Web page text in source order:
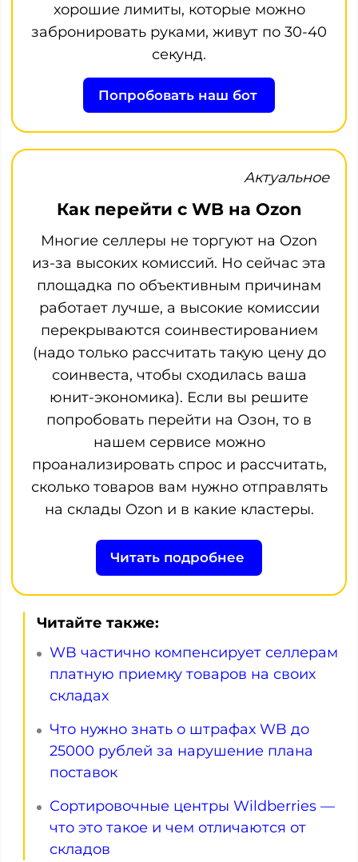
хорошие лимиты, которые можно
забронировать руками, живут по 30-40
секунд.
Попробовать наш бот
Актуальное
Как перейти с WB на Ozon
Многие селлеры не торгуют на Ozon
из-за высоких комиссий. Но сейчас эта
площадка по объективным причинам
работает лучше, а высокие комиссии
перекрываются соинвестированием
(надо только рассчитать такую цену до
соинвеста, чтобы сходилась ваша
юнит-экономика). Если вы решите
попробовать перейти на Озон, то в
нашем сервисе можно
проанализировать спрос и рассчитать,
сколько товаров вам нужно отправлять
на склады Ozon и в какие кластеры.
Читать подробнее
Читайте также:
WB частично компенсирует селлерам
платную приемку товаров на своих
складах
Что нужно знать о штрафах WB до
25000 рублей за нарушение плана
поставок
Сортировочные центры Wildberries —
что это такое и чем отличаются от
складов